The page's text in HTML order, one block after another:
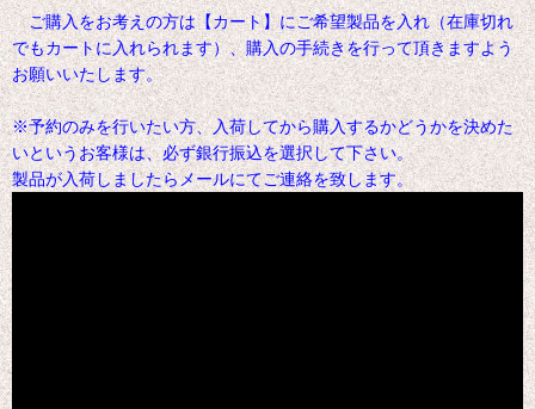
ご購入をお考えの方は【カート】にご希望製品を入れ（在庫切れ
でもカートに入れられます）、購入の手続きを行って頂きますよう
お願いいたします。
※予約のみを行いたい方、入荷してから購入するかどうかを決めた
いというお客様は、必ず銀行振込を選択して下さい。
製品が入荷しましたらメールにてご連絡を致します。